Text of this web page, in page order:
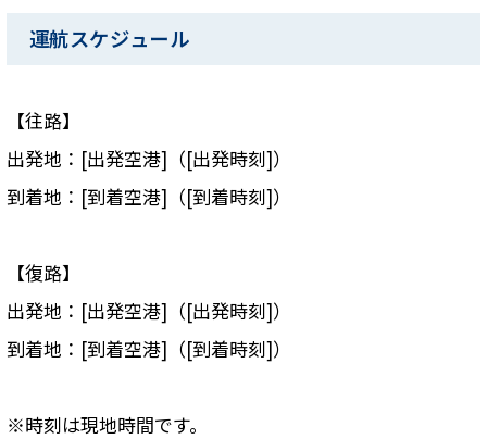
運航スケジュール
【往路】
出発地：[出発空港]（[出発時刻]）
到着地：[到着空港]（[到着時刻]）
【復路】
出発地：[出発空港]（[出発時刻]）
到着地：[到着空港]（[到着時刻]）
※時刻は現地時間です。